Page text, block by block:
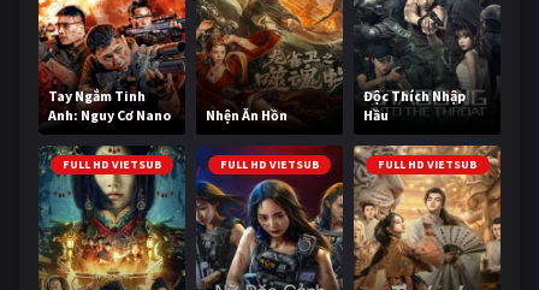
Tay Ngắm Tinh
Anh: Nguy Cơ Nano
Nhện Ăn Hồn
Độc Thích Nhập
Hầu
FULL HD VIETSUB FULL HD VIETSUB FULL HD VIETSUB